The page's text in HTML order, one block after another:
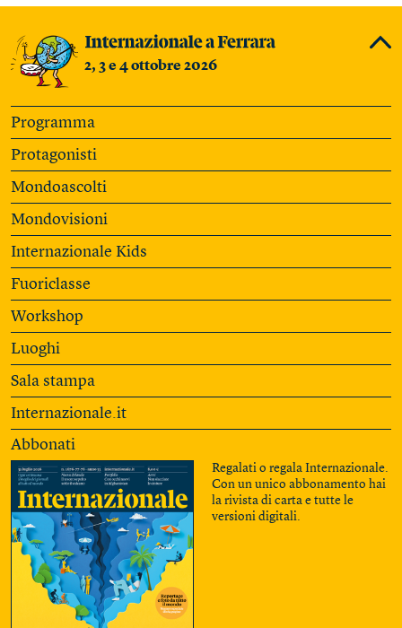
2, 3 e 4 ottobre 2026
Programma
Protagonisti
Mondoascolti
Mondovisioni
Internazionale Kids
Fuoriclasse
Workshop
Luoghi
Sala stampa
Internazionale.it
Abbonati
Regalati o regala Internazionale.
Con un unico abbonamento hai
la rivista di carta e tutte le
versioni digitali.